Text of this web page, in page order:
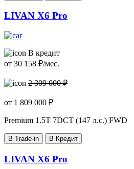
LIVAN X6 Pro
В кредит
от 30 158 ₽/мес.
2 309 000 ₽
от 1 809 000 ₽
Premium 1.5T 7DCT (147 л.с.) FWD
В Trade-in В Кредит
LIVAN X6 Pro